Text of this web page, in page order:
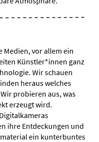
Medien, vor allem ein
Künstler*innen ganz
Wir schauen
heraus welches
probieren aus, was
erzeugt wird.
ihre Entdeckungen und
ein kunterbuntes